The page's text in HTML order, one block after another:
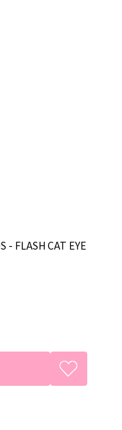
- FLASH CAT EYE